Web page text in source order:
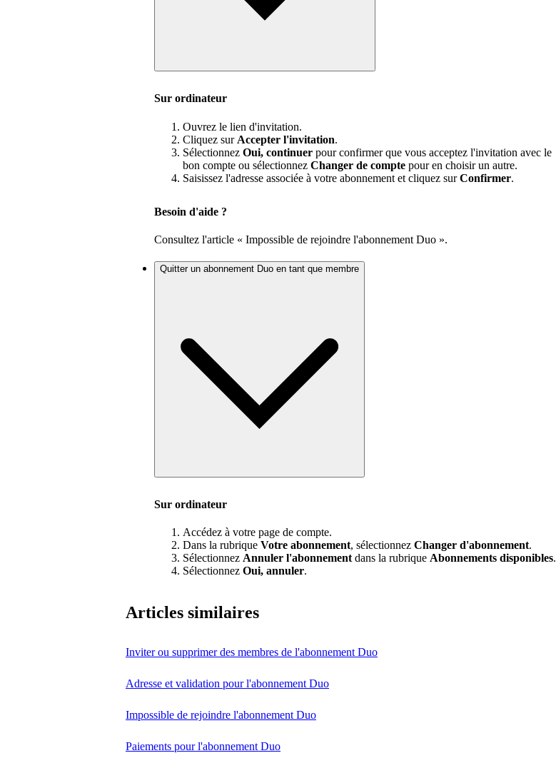
Sur ordinateur
Ouvrez le lien d'invitation.
Cliquez sur Accepter l'invitation.
Sélectionnez Oui, continuer pour confirmer que vous acceptez l'invitation avec le
bon compte ou sélectionnez Changer de compte pour en choisir un autre.
Saisissez l'adresse associée à votre abonnement et cliquez surConfirmer.
Besoin d'aide ?
Consultez l'article « Impossible de rejoindre l'abonnement Duo ».
Quitter un abonnement Duo en tant que membre
Sur ordinateur
Accédez à votre page de compte.
Dans la rubrique Votre abonnement, sélectionnez Changer d'abonnement.
Sélectionnez Annuler l'abonnementdans la rubrique Abonnements disponibles.
Sélectionnez Oui, annuler.
Articles similaires
Inviter ou supprimer des membres de l'abonnement Duo
Adresse et validation pour l'abonnement Duo
Impossible de rejoindre l'abonnement Duo
Paiements pour l'abonnement Duo